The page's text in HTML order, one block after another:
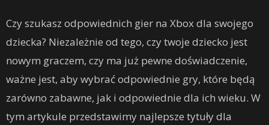
Czy szukasz odpowiednich gier na Xbox dla swojego
dziecka? Niezależnie od tego, czy twoje dziecko jest
nowym graczem, czy ma już pewne doświadczenie,
ważne jest, aby wybrać odpowiednie gry, które będą
zarówno zabawne, jak i odpowiednie dla ich wieku. W
tym artykule przedstawimy najlepsze tytuły dla